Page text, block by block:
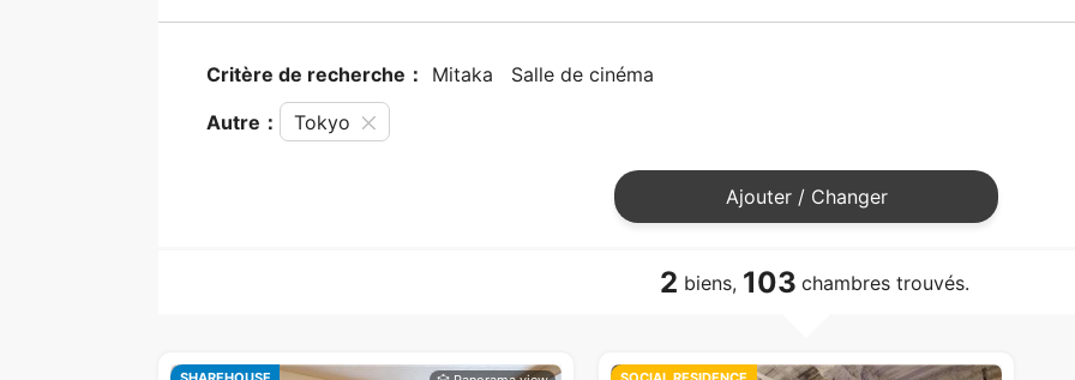
Critère de recherche： Mitaka Salle de cinéma
Autre： Tokyo
Ajouter / Changer
2 biens, 103 chambres trouvés.